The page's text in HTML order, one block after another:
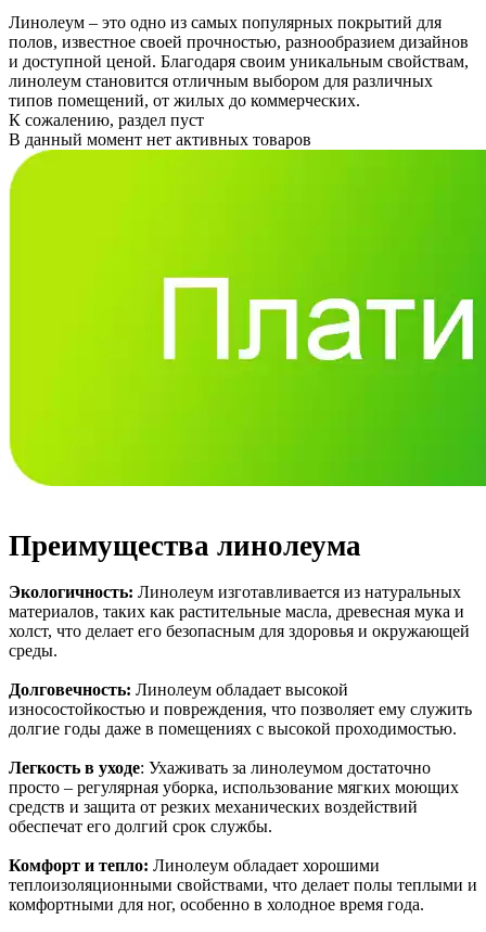
Линолеум – это одно из самых популярных покрытий для
полов, известное своей прочностью, разнообразием дизайнов
и доступной ценой. Благодаря своим уникальным свойствам,
линолеум становится отличным выбором для различных
типов помещений, от жилых до коммерческих.
К сожалению, раздел пуст
В данный момент нет активных товаров
Преимущества линолеума
Экологичность: Линолеум изготавливается из натуральных
материалов, таких как растительные масла, древесная мука и
холст, что делает его безопасным для здоровья и окружающей
среды.
Долговечность: Линолеум обладает высокой
износостойкостью и повреждения, что позволяет ему служить
долгие годы даже в помещениях с высокой проходимостью.
Легкость в уходе: Ухаживать за линолеумом достаточно
просто – регулярная уборка, использование мягких моющих
средств и защита от резких механических воздействий
обеспечат его долгий срок службы.
Комфорт и тепло: Линолеум обладает хорошими
теплоизоляционными свойствами, что делает полы теплыми и
комфортными для ног, особенно в холодное время года.